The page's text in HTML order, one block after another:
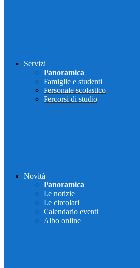
Servizi
Panoramica
Famiglie e studenti
Personale scolastico
Percorsi di studio
Novità
Panoramica
Le notizie
Le circolari
Calendario eventi
Albo online